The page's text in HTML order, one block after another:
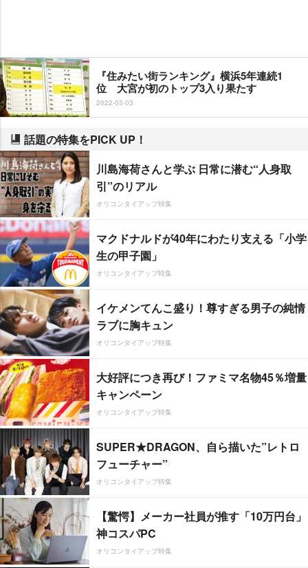
『住みたい街ランキング』横浜5年連続1
位 大宮が初のトップ3入り果たす
2022-03-03
話題の特集をPICK UP！
川島海荷さんと学ぶ 日常に潜む“人身取
引”のリアル
オリコンタイアップ特集
マクドナルドが40年にわたり支える「小学
生の甲子園」
オリコンタイアップ特集
イケメンてんこ盛り！尊すぎる男子の純情
ラブに胸キュン
オリコンタイアップ特集
大好評につき再び！ファミマ名物45％増量
キャンペーン
オリコンタイアップ特集
SUPER★DRAGON、自ら描いた”レトロ
フューチャー”
オリコンタイアップ特集
【驚愕】メーカー社員が推す「10万円台」
神コスパPC
オリコンタイアップ特集